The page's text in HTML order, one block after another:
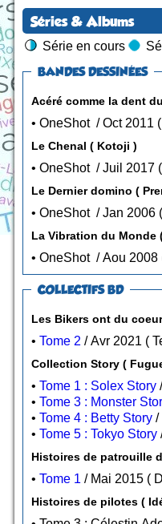
Séries & Albums
Série en cours
BANDES DESSINÉES
Acéré comme la dent
Le Chenal ( Kotoji )
Le
COLLECTIFS BD
• Tome 2 /
Collection Story (
• Tome 1 : Solex Story
• Tome 3 : Monster
• Tome 4 : Betty Story
• Tome 5 : Tokyo Story
Histoires de patrouille
• Tome 1 /
Histoires de pilotes (